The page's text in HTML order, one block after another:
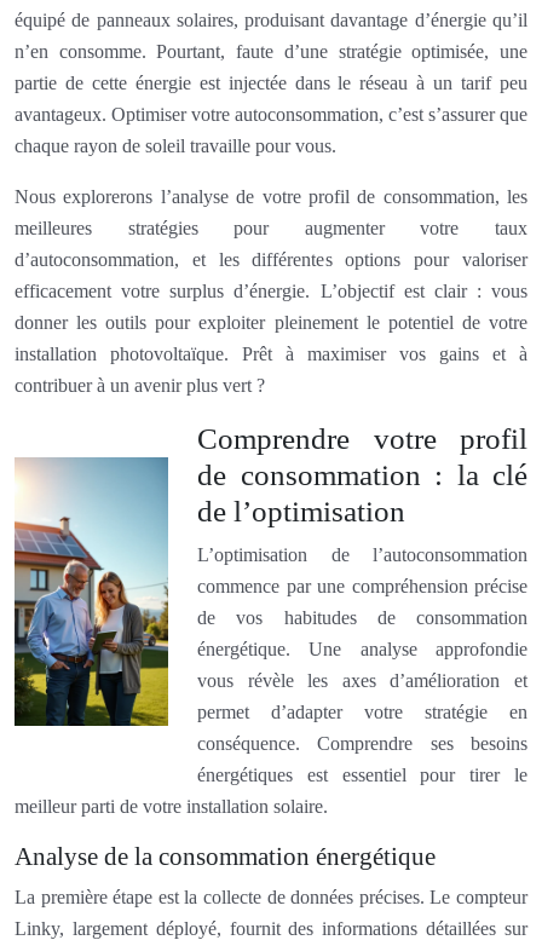
équipé de panneaux solaires, produisant davantage d’énergie qu’il
n’en consomme. Pourtant, faute d’une stratégie optimisée, une
partie de cette énergie est injectée dans le réseau à un tarif peu
avantageux. Optimiser votre autoconsommation, c’est s’assurer que
chaque rayon de soleil travaille pour vous.
Nous explorerons l’analyse de votre profil de consommation, les
meilleures stratégies pour augmenter votre taux
d’autoconsommation, et les différentes options pour valoriser
efficacement votre surplus d’énergie. L’objectif est clair : vous
donner les outils pour exploiter pleinement le potentiel de votre
installation photovoltaïque. Prêt à maximiser vos gains et à
contribuer à un avenir plus vert ?
Comprendre votre profil
de consommation : la clé
de l’optimisation
L’optimisation de l’autoconsommation
commence par une compréhension précise
de vos habitudes de consommation
énergétique. Une analyse approfondie
vous révèle les axes d’amélioration et
permet d’adapter votre stratégie en
conséquence. Comprendre ses besoins
énergétiques est essentiel pour tirer le
meilleur parti de votre installation solaire.
Analyse de la consommation énergétique
La première étape est la collecte de données précises. Le compteur
Linky, largement déployé, fournit des informations détaillées sur